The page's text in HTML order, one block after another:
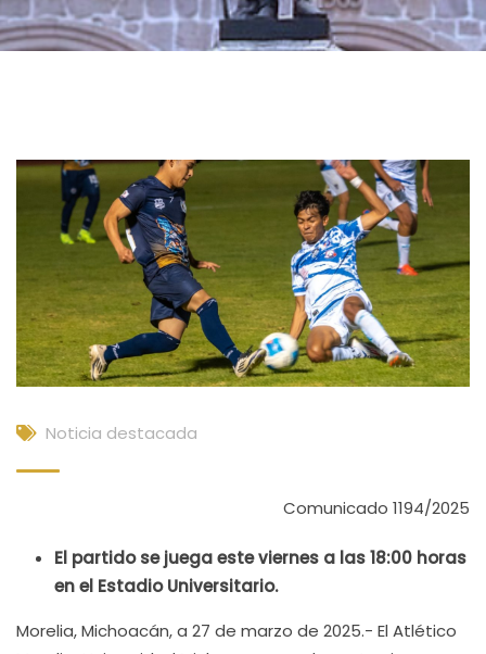
Noticia destacada
Comunicado 1194/2025
El partido se juega este viernes a las 18:00 horas
en el Estadio Universitario.
Morelia, Michoacán, a 27 de marzo de 2025.- El Atlético